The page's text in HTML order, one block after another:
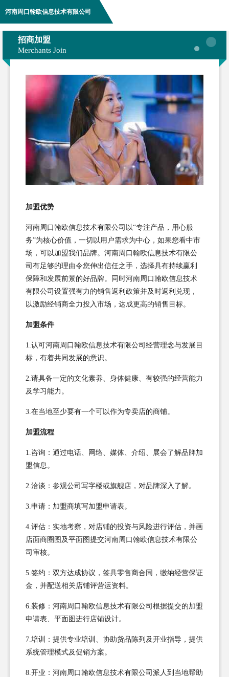
河南周口翰欧信息技术有限公司
招商加盟
Merchants Join
加盟优势
河南周口翰欧信息技术有限公司以“专注产品，用心服
务”为核心价值，一切以用户需求为中心，如果您看中市
场，可以加盟我们品牌。河南周口翰欧信息技术有限公
司有足够的理由令您伸出信任之手，选择具有持续赢利
保障和发展前景的好品牌。同时河南周口翰欧信息技术
有限公司设置强有力的销售返利政策并及时返利兑现，
以激励经销商全力投入市场，达成更高的销售目标。
加盟条件
1.认可河南周口翰欧信息技术有限公司经营理念与发展目
标，有着共同发展的意识。
2.请具备一定的文化素养、身体健康、有较强的经营能力
及学习能力。
3.在当地至少要有一个可以作为专卖店的商铺。
加盟流程
1.咨询：通过电话、网络、媒体、介绍、展会了解品牌加
盟信息。
2.洽谈：参观公司写字楼或旗舰店，对品牌深入了解。
3.申请：加盟商填写加盟申请表。
4.评估：实地考察，对店铺的投资与风险进行评估，并画
店面商圈图及平面图提交河南周口翰欧信息技术有限公
司审核。
5.签约：双方达成协议，签具零售商合同，缴纳经营保证
金，并配送相关店铺评营运资料。
6.装修：河南周口翰欧信息技术有限公司根据提交的加盟
申请表、平面图进行店铺设计。
7.培训：提供专业培训、协助货品陈列及开业指导，提供
系统管理模式及促销方案。
8.开业：河南周口翰欧信息技术有限公司派人到当地帮助